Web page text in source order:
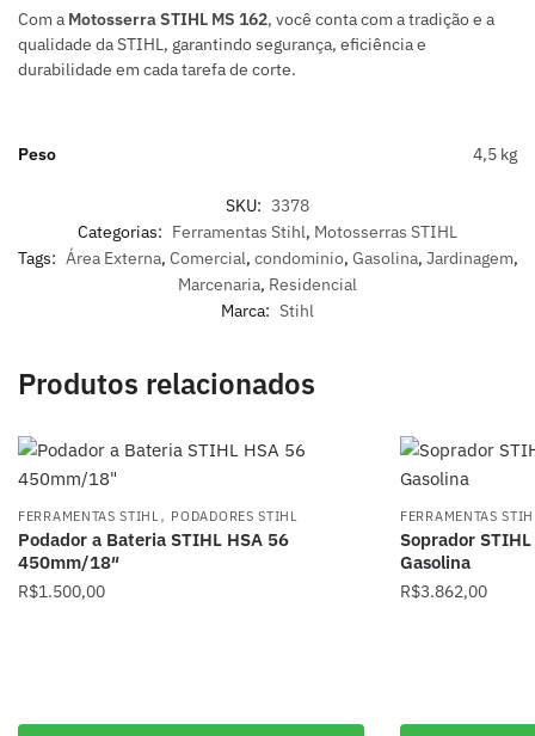
Com a Motosserra STIHL MS 162, você conta com a tradição e a
qualidade da STIHL, garantindo segurança, eficiência e
durabilidade em cada tarefa de corte.
Peso 4,5 kg
SKU: 3378
Categorias: Ferramentas Stihl, Motosserras STIHL
Tags: Área Externa, Comercial, condominio, Gasolina, Jardinagem,
Marcenaria, Residencial
Marca: Stihl
Produtos relacionados
FERRAMENTAS STIHL, PODADORES STIHL
Podador a Bateria STIHL HSA 56
450mm/18″
R$1.500,00
FERRAMENTAS
Soprador
Gasolina
R$3.862,00